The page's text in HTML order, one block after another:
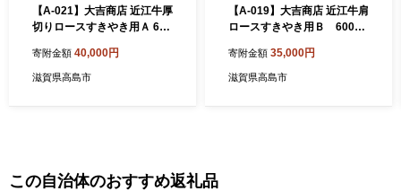
【A-021】大吉商店 近江牛厚
切りロースすきやき用Ａ 600
寄附金額 40,000円
滋賀県高島市
【A-019】大吉商店 近江牛肩
ロースすきやき用Ｂ 600g
寄附金額 35,000円
滋賀県高島市
この自治体のおすすめ返礼品